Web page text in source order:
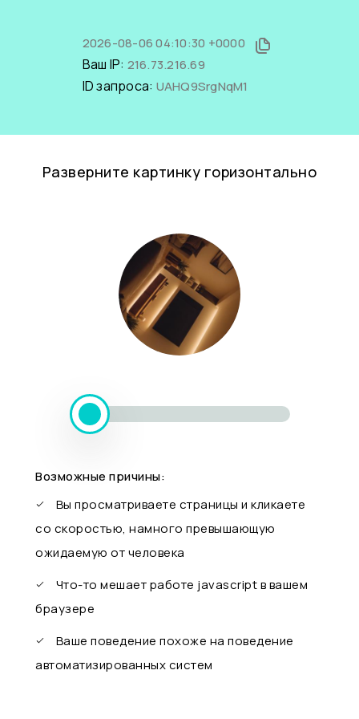
2026-08-06 04:10:30 +0000
Ваш IP: 216.73.216.69
ID запроса: UAHQ9SrgNqM1
Разверните картинку горизонтально
Возможные причины:
Вы просматриваете страницы и кликаете
со скоростью, намного превышающую
ожидаемую от человека
Что-то мешает работе javascript в вашем
браузере
Ваше поведение похоже на поведение
автоматизированных систем